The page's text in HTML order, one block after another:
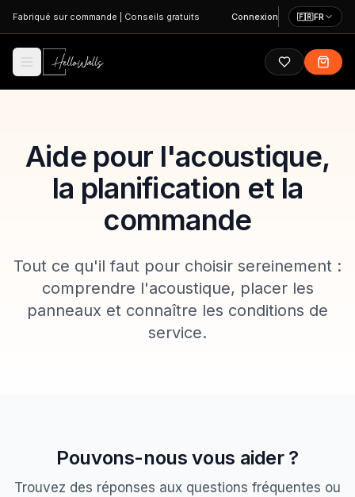
Aller au contenu principal
Fabriqué sur commande Conseils gratuits Connexion 🇫🇷FR
Aide pour l'acoustique,
la planification et la
commande
Tout ce qu'il faut pour choisir sereinement :
comprendre l'acoustique, placer les
panneaux et connaître les conditions de
service.
Pouvons-nous vous aider ?
Trouvez des réponses aux questions fréquentes ou